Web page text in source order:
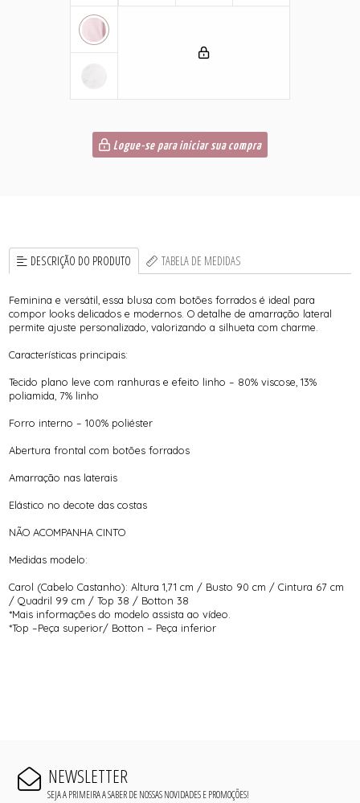
Logue-se para iniciar sua compra
DESCRIÇÃO DO PRODUTO TABELA DE MEDIDAS
Feminina e versátil, essa blusa com botões forrados é ideal para
compor looks delicados e modernos. O detalhe de amarração lateral
permite ajuste personalizado, valorizando a silhueta com charme.
Características principais:
Tecido plano leve com ranhuras e efeito linho – 80% viscose, 13%
poliamida, 7% linho
Forro interno – 100% poliéster
Abertura frontal com botões forrados
Amarração nas laterais
Elástico no decote das costas
NÃO ACOMPANHA CINTO
Medidas modelo:
Carol (Cabelo Castanho): Altura 1,71 cm / Busto 90 cm / Cintura 67 cm
/ Quadril 99 cm / Top 38 / Botton 38
*Mais informações do modelo assista ao vídeo.
*Top –Peça superior/ Botton – Peça inferior
NEWSLETTER
SEJA A PRIMEIRA A SABER DE NOSSAS NOVIDADES E PROMOÇÕES!